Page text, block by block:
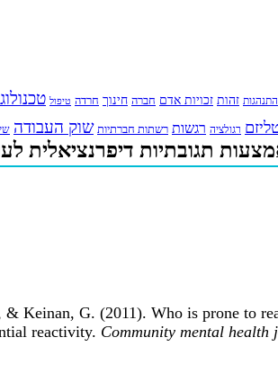
התנהגות זהות זכויות אדם חברה חינוך חרדה טיפול
רגולציה רגשות רשתות חברתיות שוק העבודה
תגובתיות דיפרנציאלית
& Keinan, G. (2011). Who is prone to
reactivity. Community mental health